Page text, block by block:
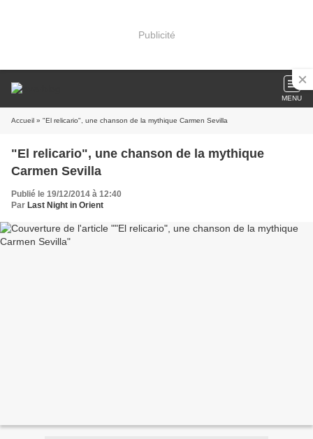
Publicité
MENU
Accueil » "El relicario", une chanson de la mythique Carmen Sevilla
"El relicario", une chanson de la mythique
Carmen Sevilla
Publié le 19/12/2014 à 12:40
Par Last Night in Orient